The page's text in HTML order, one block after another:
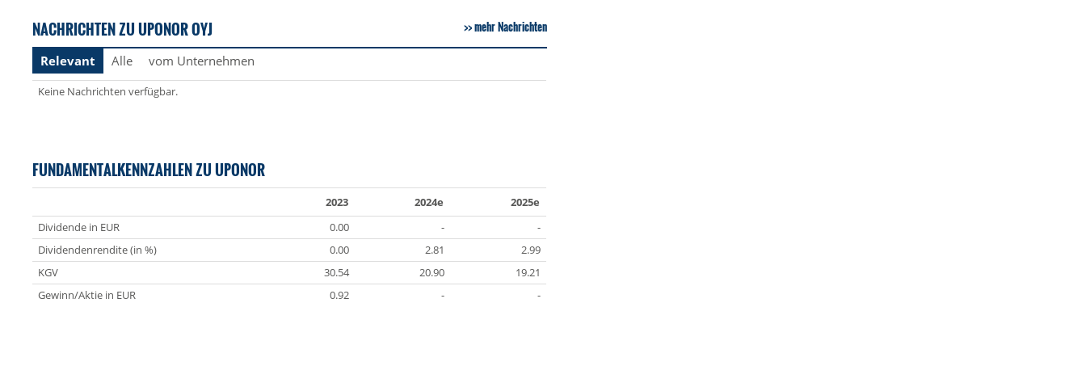
NACHRICHTEN ZU UPONOR OYJ mehr Nachrichten
Relevant Alle vom Unternehmen
Keine Nachrichten verfügbar.
FUNDAMENTALKENNZAHLEN ZU UPONOR
2023 2024e
2025e
Dividende in EUR
0.00 -
-
Dividendenrendite (in %)
0.00 2.81
2.99
KGV
30.54 20.90
19.21
Gewinn/Aktie in EUR
0.92 - -